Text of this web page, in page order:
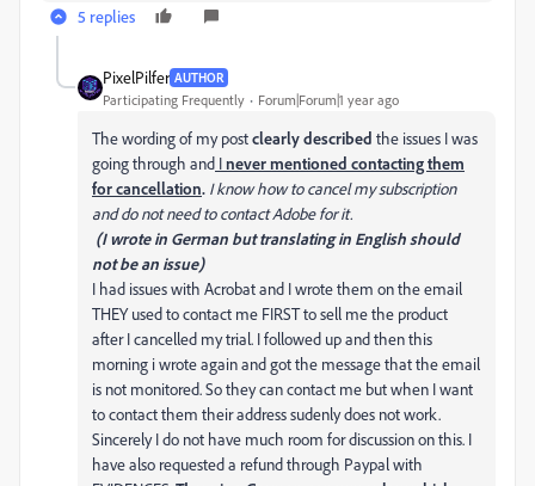
5 replies
PixelPilfer AUTHOR
Participating Frequently Forum|Forum|1 year ago
The wording of my postclearly described the issues I was
going through and Inever mentioned contacting them
for cancellation. I know how to cancel my subscription
and do not need to contact Adobe for it.
(I wrote in German but translating in English should
not be an issue)
I had issues with Acrobat and I wrote them on the email
THEY used to contact me FIRST to sell me the product
after I cancelled my trial. I followed up and then this
morning i wrote again and got the message that the email
is not monitored. So they can contact me but when I want
to contact them their address sudenly does not work.
Sincerely I do not have much room for discussion on this. I
have also requested a refund through Paypal with